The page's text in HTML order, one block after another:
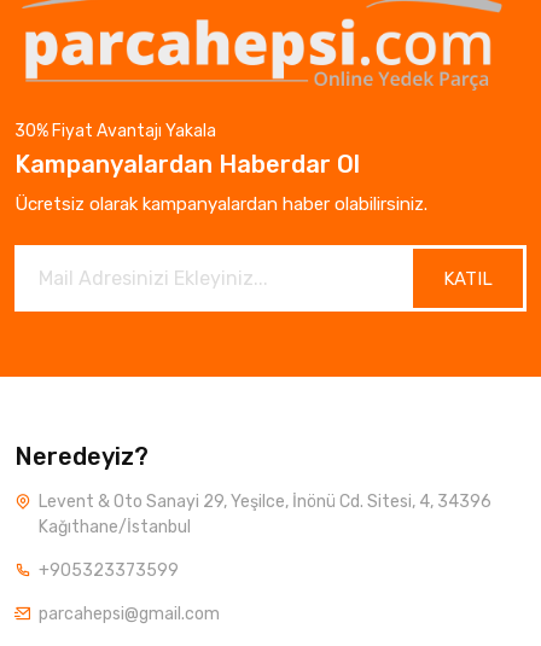
30% Fiyat Avantajı Yakala
Kampanyalardan Haberdar Ol
Ücretsiz olarak kampanyalardan haber olabilirsiniz.
KATIL
Neredeyiz?
Levent & Oto Sanayi 29, Yeşilce, İnönü Cd. Sitesi, 4, 34396
Kağıthane/İstanbul
+905323373599
parcahepsi@gmail.com